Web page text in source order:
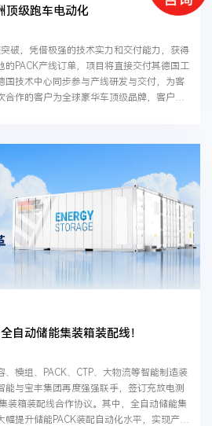
顶级跑车电动化
破，凭借极强的技术实力和交付能力，获得
的PACK产线订单，项目将直接交付其德国工
国技术中心同步参与产线研发与交付，为客
作的客户为全球豪华车顶级品牌，客户不
自动储能集装箱装配线！
模组、PACK、CTP、大物流等智能制造装
能与宝丰集团再度强强联手，签订充放电测
装箱装配线合作协议。其中，全自动储能集
提升储能PACK装配自动化水平，实现产业